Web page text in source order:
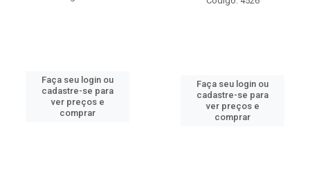
Faça seu login ou
cadastre-se para
ver preços e
comprar
Faça seu login ou
cadastre-se para
ver preços e
comprar